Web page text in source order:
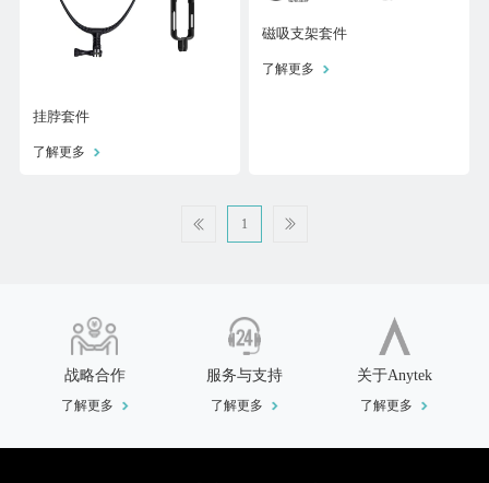
挂脖套件
了解更多
磁吸支架套件
了解更多
 1 
战略合作
了解更多
服务与支持
了解更多
关于Anytek
了解更多